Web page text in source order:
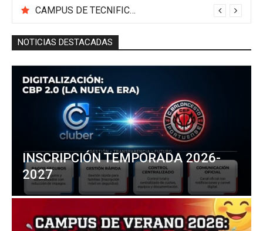
CAMPUS DE TECNIFICACIÓN 2026 «BEA SÁNCHEZ»
NOTICIAS DESTACADAS
INSCRIPCIÓN TEMPORADA 2026-
2027